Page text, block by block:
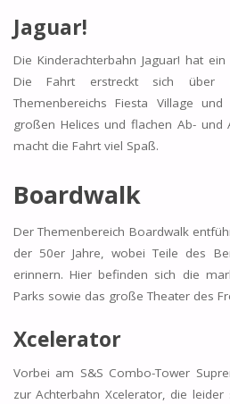
Jaguar!
Die Kinderachterbahn Jaguar! hat
Die Fahrt erstreckt sich über
Themenbereichs Fiesta Village
großen Helices und flachen Ab- und
macht die Fahrt viel Spaß.
Boardwalk
Der Themenbereich Boardwalk
der 50er Jahre, wobei Teile des
erinnern. Hier befinden sich die
Parks sowie das große Theater des
Xcelerator
Vorbei am S&S Combo-Tower
zur Achterbahn Xcelerator, die